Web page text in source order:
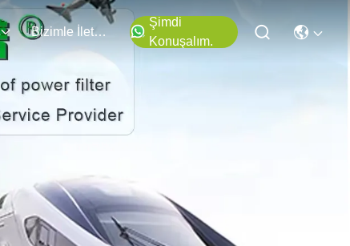
Bizimle İletişim
Şimdi
Konuşalım.